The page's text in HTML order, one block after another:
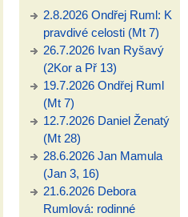
2.8.2026 Ondřej Ruml: K
pravdivé celosti (Mt 7)
26.7.2026 Ivan Ryšavý
(2Kor a Př 13)
19.7.2026 Ondřej Ruml
(Mt 7)
12.7.2026 Daniel Ženatý
(Mt 28)
28.6.2026 Jan Mamula
(Jan 3, 16)
21.6.2026 Debora
Rumlová: rodinné